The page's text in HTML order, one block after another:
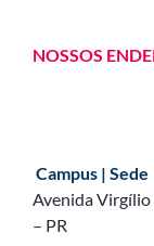
NOSSOS
Campus | Sede
Avenida
– PR